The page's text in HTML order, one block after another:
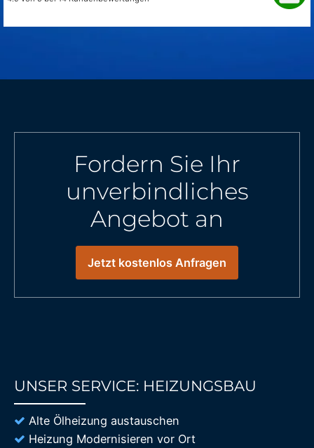
Fordern Sie Ihr
unverbindliches
Angebot an
Jetzt kostenlos Anfragen
UNSER SERVICE: HEIZUNGSBAU
Alte Ölheizung austauschen
Heizung Modernisieren vor Ort